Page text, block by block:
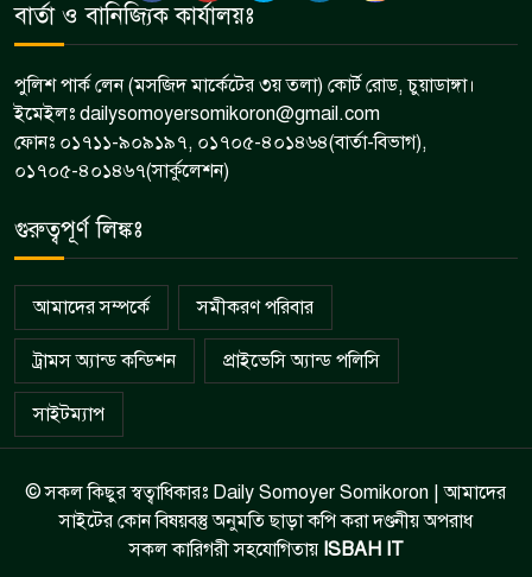
বার্তা ও বানিজ্যিক কার্যালয়ঃ
পুলিশ পার্ক লেন (মসজিদ মার্কেটের ৩য় তলা) কোর্ট রোড, চুয়াডাঙ্গা।
ইমেইলঃ dailysomoyersomikoron@gmail.com
ফোনঃ ০১৭১১-৯০৯১৯৭, ০১৭০৫-৪০১৪৬৪(বার্তা-বিভাগ),
০১৭০৫-৪০১৪৬৭(সার্কুলেশন)
গুরুত্বপূর্ণ লিঙ্কঃ
আমাদের সম্পর্কে সমীকরণ পরিবার
ট্রামস অ্যান্ড কন্ডিশন প্রাইভেসি অ্যান্ড পলিসি
সাইটম্যাপ
© সকল কিছুর স্বত্বাধিকারঃ Daily Somoyer Somikoron | আমাদের
সাইটের কোন বিষয়বস্তু অনুমতি ছাড়া কপি করা দণ্ডনীয় অপরাধ
সকল কারিগরী সহযোগিতায় ISBAH IT